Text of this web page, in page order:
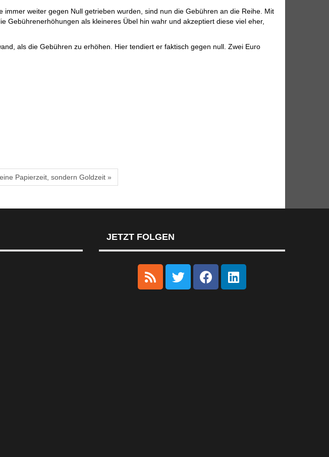
weiter gegen Null getrieben wurden, sind nun die Gebühren an die Reihe. Mit
Gebührenerhöhungen als kleineres Übel hin wahr und akzeptiert diese viel eher,
als die Gebühren zu erhöhen. Hier tendiert er faktisch gegen null. Zwei Euro
Papierzeit, sondern Goldzeit »
JETZT FOLGEN